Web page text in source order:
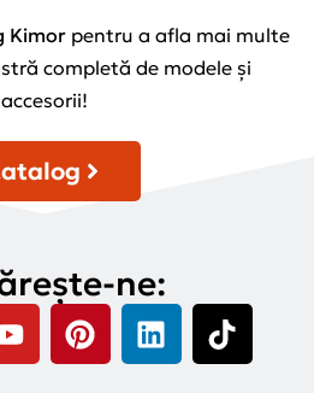
Kimor pentru a afla mai multe
completă de modele și
accesorii!
ne: